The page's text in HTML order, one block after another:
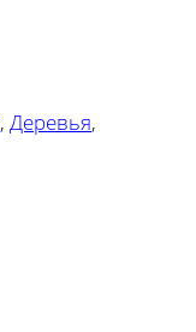
, Деревья,